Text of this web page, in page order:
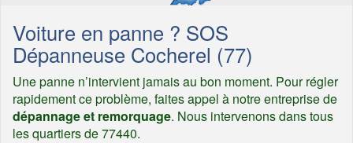
Voiture en panne ? SOS
Dépanneuse Cocherel (77)
Une panne n’intervient jamais au bon moment. Pour régler
rapidement ce problème, faites appel à notre entreprise de
dépannage et remorquage. Nous intervenons dans tous
les quartiers de 77440.